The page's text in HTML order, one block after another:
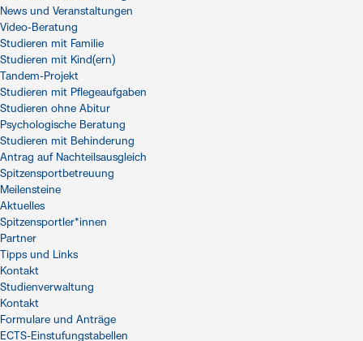
News und Veranstaltungen
Video-Beratung
Studieren mit Familie
Studieren mit Kind(ern)
Tandem-Projekt
Studieren mit Pflegeaufgaben
Studieren ohne Abitur
Psychologische Beratung
Studieren mit Behinderung
Antrag auf Nachteilsausgleich
Spitzensportbetreuung
Meilensteine
Aktuelles
Spitzensportler*innen
Partner
Tipps und Links
Kontakt
Studienverwaltung
Kontakt
Formulare und Anträge
ECTS-Einstufungstabellen